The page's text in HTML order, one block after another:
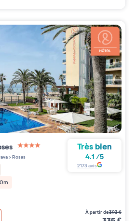
4 étoiles sur 5
>Rosas
Très bien
4.1 /5
2173avis
à partir de393€